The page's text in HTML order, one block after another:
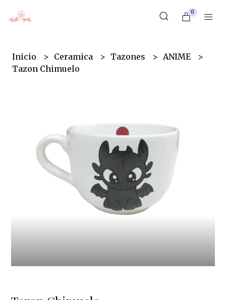
0
Inicio Ceramica Tazones
ANIME
Tazon Chimuelo